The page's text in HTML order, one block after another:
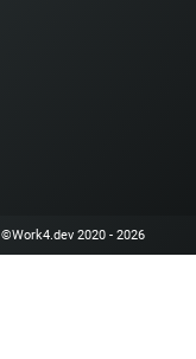
©Work4.dev 2020 - 2026